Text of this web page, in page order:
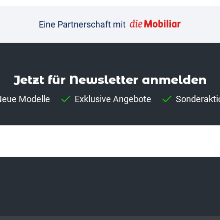
Eine Partnerschaft mit
Jetzt für News­letter anmelden
Modelle Exklusive Angebote